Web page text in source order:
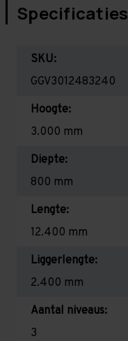
Specificaties
SKU:
GGV3012483240
Hoogte:
3.000 mm
Diepte:
800 mm
Lengte:
12.400 mm
Liggerlengte:
2.400 mm
Aantal niveaus:
3